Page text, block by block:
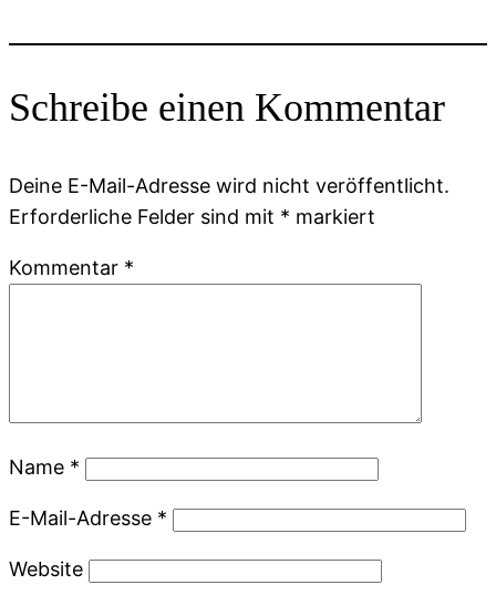
Schreibe einen Kommentar
Deine E-Mail-Adresse wird nicht veröffentlicht.
Erforderliche Felder sind mit * markiert
Kommentar *
Name *
E-Mail-Adresse *
Website